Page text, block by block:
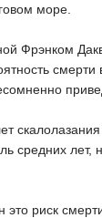
море.
Фрэнком
средних
риск